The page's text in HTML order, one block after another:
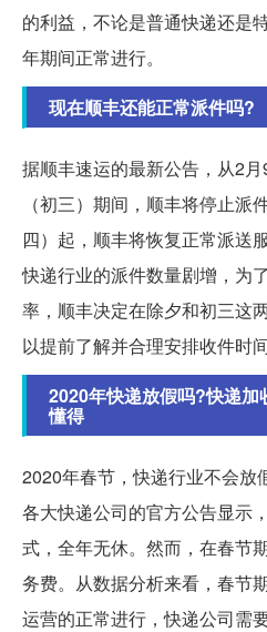
的利益，不论是普通快递还是
年期间正常进行。
现在顺丰还能正常派件吗?
据顺丰速运的最新公告，从2
（初三）期间，顺丰将停止派
四）起，顺丰将恢复正常派送
快递行业的派件数量剧增，为
率，顺丰决定在除夕和初三这
以提前了解并合理安排收件时
2020年快递放假吗?快递
懂得
2020年春节，快递行业不会放
各大快递公司的官方公告显示
式，全年无休。然而，在春节
务费。从数据分析来看，春节
运营的正常进行，快递公司需